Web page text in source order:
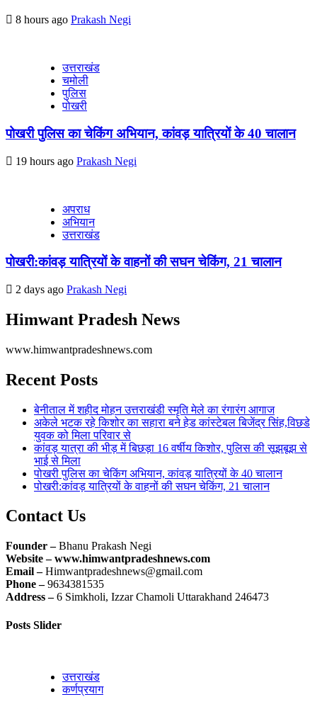
8 hours ago Prakash Negi
उत्तराखंड
चमोली
पुलिस
पोखरी
पोखरी पुलिस का चेकिंग अभियान, कांवड़ यात्रियों के 40 चालान
19 hours ago Prakash Negi
अपराध
अभियान
उत्तराखंड
पोखरी:कांवड़ यात्रियों के वाहनों की सघन चेकिंग, 21 चालान
2 days ago Prakash Negi
Himwant Pradesh News
www.himwantpradeshnews.com
Recent Posts
बेनीताल में शहीद मोहन उत्तराखंडी स्मृति मेले का रंगारंग आगाज
अकेले भटक रहे किशोर का सहारा बने हेड कांस्टेबल बिजेंद्र सिंह,विछडे
युवक को मिला परिवार से
कांवड़ यात्रा की भीड़ में बिछड़ा 16 वर्षीय किशोर, पुलिस की सूझबूझ से
भाई से मिला
पोखरी पुलिस का चेकिंग अभियान, कांवड़ यात्रियों के 40 चालान
पोखरी:कांवड़ यात्रियों के वाहनों की सघन चेकिंग, 21 चालान
Contact Us
Founder –Bhanu Prakash Negi
Website – www.himwantpradeshnews.com
Email –Himwantpradeshnews@gmail.com
Phone –9634381535
Address –6 Simkholi, Izzar Chamoli Uttarakhand 246473
Posts Slider
उत्तराखंड
कर्णप्रयाग